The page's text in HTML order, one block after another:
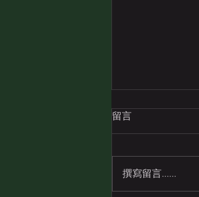
留言
撰寫留言......